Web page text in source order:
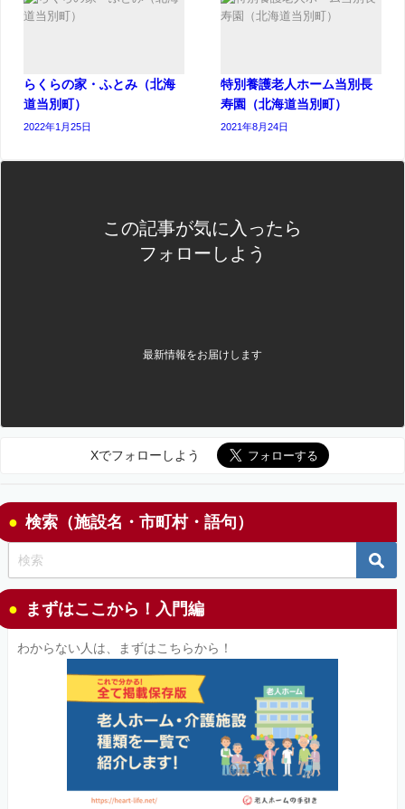
らくらの家・ふとみ（北海
道当別町）
2022年1月25日
特別養護老人ホーム当別長
寿園（北海道当別町）
2021年8月24日
この記事が気に入ったら
フォローしよう
最新情報をお届けします
Xでフォローしよう
検索（施設名・市町村・語句）
まずはここから！入門編
わからない人は、まずはこちらから！